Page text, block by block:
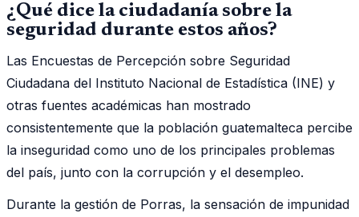
¿Qué dice la ciudadanía sobre la
seguridad durante estos años?
Las Encuestas de Percepción sobre Seguridad
Ciudadana del Instituto Nacional de Estadística (INE) y
otras fuentes académicas han mostrado
consistentemente que la población guatemalteca percibe
la inseguridad como uno de los principales problemas
del país, junto con la corrupción y el desempleo.
Durante la gestión de Porras, la sensación de impunidad